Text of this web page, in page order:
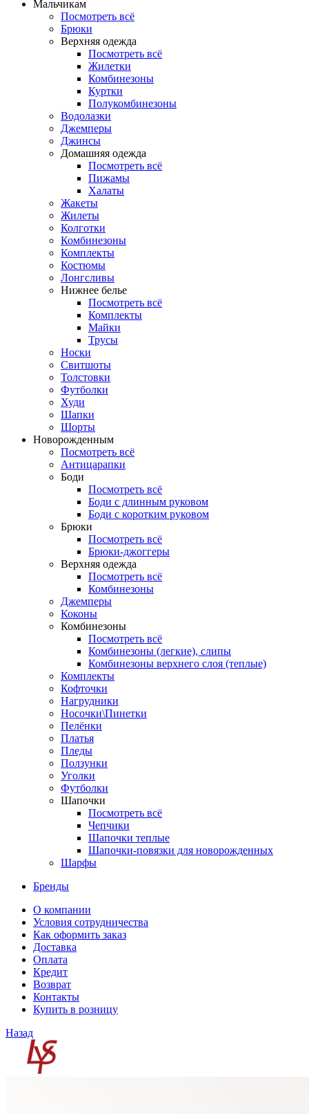
Мальчикам
Посмотреть всё
Брюки
Верхняя одежда
Посмотреть всё
Жилетки
Комбинезоны
Куртки
Полукомбинезоны
Водолазки
Джемперы
Джинсы
Домашняя одежда
Посмотреть всё
Пижамы
Халаты
Жакеты
Жилеты
Колготки
Комбинезоны
Комплекты
Костюмы
Лонгсливы
Нижнее белье
Посмотреть всё
Комплекты
Майки
Трусы
Носки
Свитшоты
Толстовки
Футболки
Худи
Шапки
Шорты
Новорожденным
Посмотреть всё
Антицарапки
Боди
Посмотреть всё
Боди с длинным руковом
Боди с коротким руковом
Брюки
Посмотреть всё
Брюки-джоггеры
Верхняя одежда
Посмотреть всё
Комбинезоны
Джемперы
Коконы
Комбинезоны
Посмотреть всё
Комбинезоны (легкие), слипы
Комбинезоны верхнего слоя (теплые)
Комплекты
Кофточки
Нагрудники
Носочки\Пинетки
Пелёнки
Платья
Пледы
Ползунки
Уголки
Футболки
Шапочки
Посмотреть всё
Чепчики
Шапочки теплые
Шапочки-повязки для новорожденных
Шарфы
Бренды
О компании
Условия сотрудничества
Как оформить заказ
Доставка
Оплата
Кредит
Возврат
Контакты
Купить в розницу
Назад